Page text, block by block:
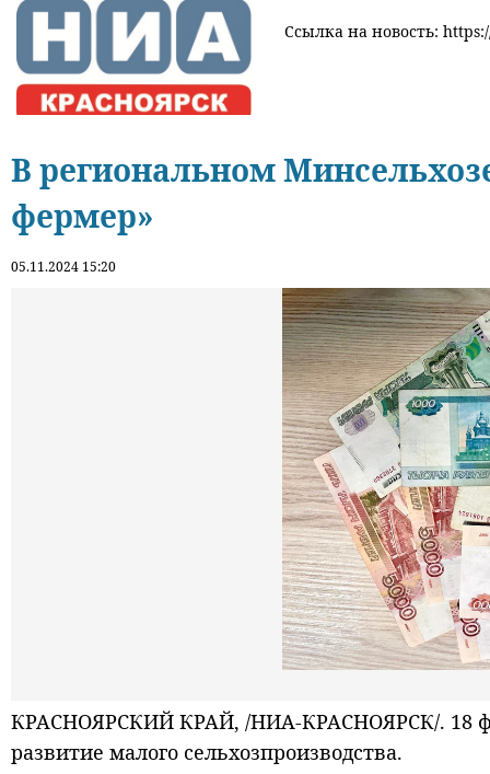
Ссылка на новость:
В региональном
фермер»
05.11.2024 15:20
КРАСНОЯРСКИЙ КРАЙ, /НИА-КРАСНОЯРСК/. 18
развитие малого сельхозпроизводства.